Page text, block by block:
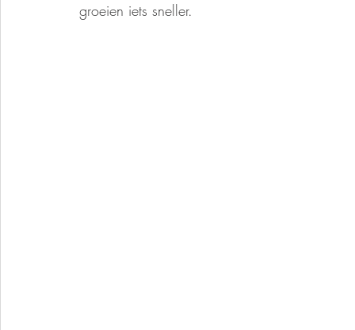
groeien iets sneller.